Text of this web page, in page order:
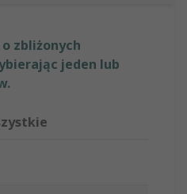
zbliżonych
jeden lub